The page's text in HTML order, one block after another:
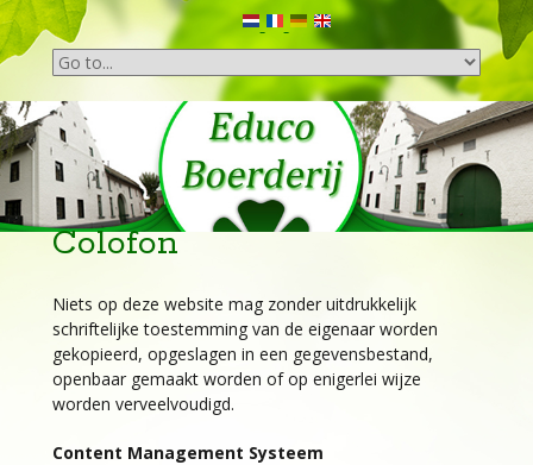
Colofon
Niets op deze website mag zonder uitdrukkelijk
schriftelijke toestemming van de eigenaar worden
gekopieerd, opgeslagen in een gegevensbestand,
openbaar gemaakt worden of op enigerlei wijze
worden verveelvoudigd.
Content Management Systeem